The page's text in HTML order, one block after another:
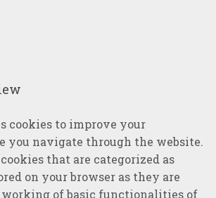
cookies to improve your
you navigate through the website.
that are categorized as
on your browser as they are
of basic functionalities of